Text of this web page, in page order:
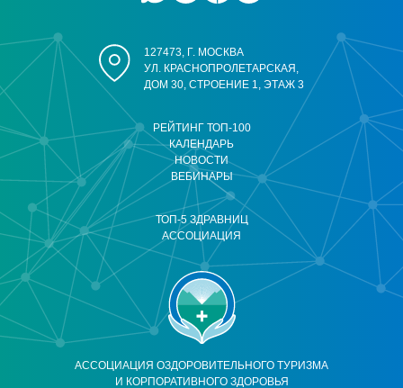
АССОЦИАЦИЯ ОЗДОРОВИТЕЛЬНОГО ТУРИЗМА
И КОРПОРАТИВНОГО ЗДОРОВЬЯ
РЕЙТИНГ ТОП-100
КАЛЕНДАРЬ
НОВОСТИ
ВЕБИНАРЫ
ТОП-5 ЗДРАВНИЦ
АССОЦИАЦИЯ
127473, Г. МОСКВА
УЛ. КРАСНОПРОЛЕТАРСКАЯ,
ДОМ 30, СТРОЕНИЕ 1, ЭТАЖ 3